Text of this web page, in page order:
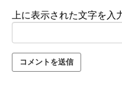
上に表示された文字を入